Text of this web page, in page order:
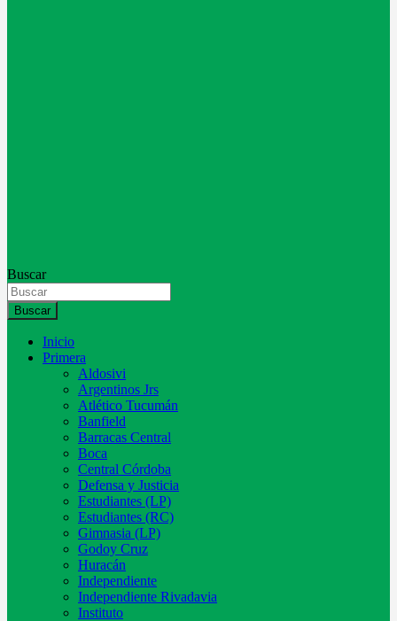
Buscar
Buscar
Inicio
Primera
Aldosivi
Argentinos Jrs
Atlético Tucumán
Banfield
Barracas Central
Boca
Central Córdoba
Defensa y Justicia
Estudiantes (LP)
Estudiantes (RC)
Gimnasia (LP)
Godoy Cruz
Huracán
Independiente
Independiente Rivadavia
Instituto